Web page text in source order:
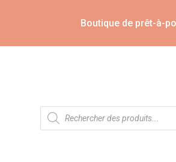
Boutique de prêt-à-
Recherche
de
produits